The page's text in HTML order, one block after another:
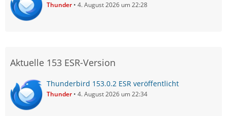
Thunder 4. August 2026 um 22:28
Aktuelle 153 ESR-Version
Thunderbird 153.0.2 ESR veröffentlicht
Thunder 4. August 2026 um 22:34